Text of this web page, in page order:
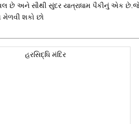
છે અને સૌથી સુંદર યાત્રાધામ પૈકીનું એક
શકો છો